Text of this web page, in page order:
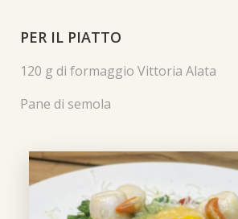
PER IL PIATTO
120 g di formaggio Vittoria Alata
Pane di semola